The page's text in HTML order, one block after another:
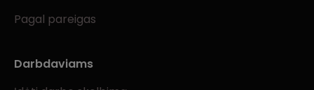
Pagal pareigas
Darbdaviams